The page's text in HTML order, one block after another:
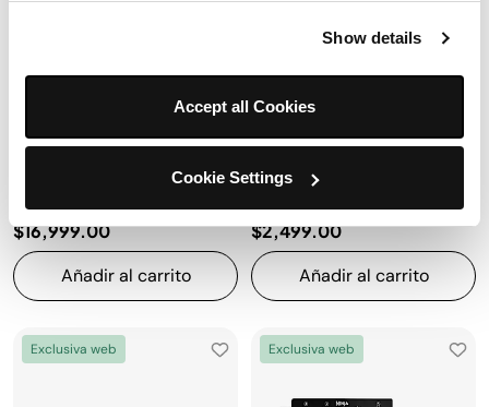
Show details
Accept all Cookies
Cookie Settings
4.5 (761)
DualFroth manos libres
Dosificación por peso
$16,999.00
Añadir al carrito
1400 W — tritura hielo
$2,499.00
Añadir al carrito
Exclusiva web Exclusiva web